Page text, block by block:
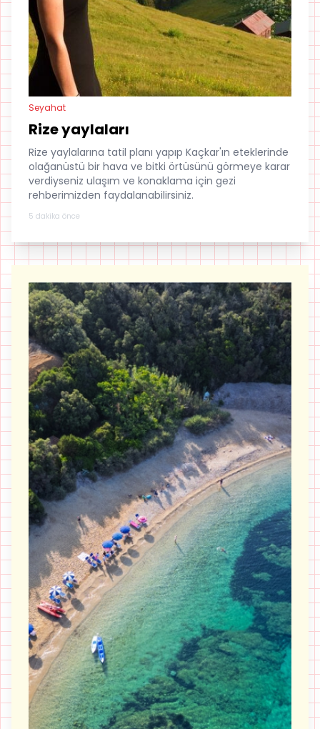
Seyahat
Rize yaylaları
Rize yaylalarına tatil planı yapıp Kaçkar'ın eteklerinde
olağanüstü bir hava ve bitki örtüsünü görmeye karar
verdiyseniz ulaşım ve konaklama için gezi
rehberimizden faydalanabilirsiniz.
5 dakika önce